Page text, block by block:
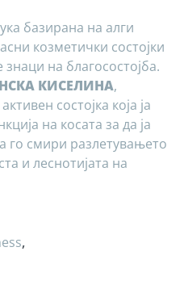
базирана на алги
козметички состојки
на благосостојба.
КИСЕЛИНА,
состојка која ја
на косата за да ја
го смири разлетувањето
и леснотијата на
,